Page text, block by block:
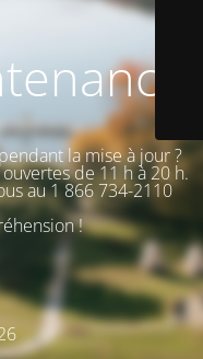
la mise à jour ?
de 11 h à 20 h.
au 1 866 734-2110
!